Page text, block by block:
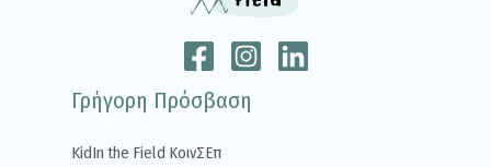
Γρήγορη Πρόσβαση
KidIn the Field ΚοινΣΕπ